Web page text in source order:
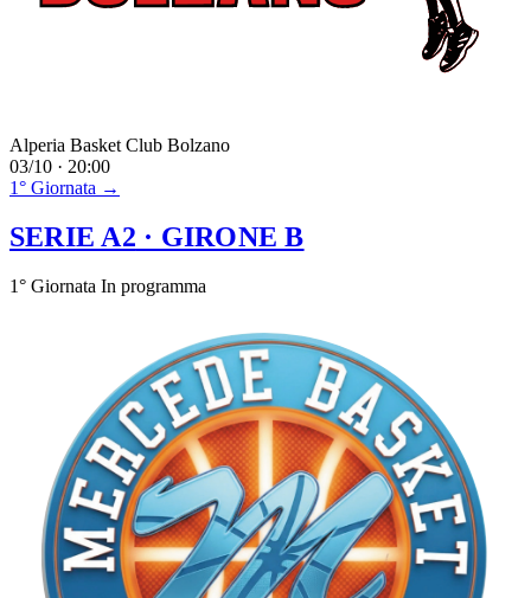
Alperia Basket Club Bolzano
03/10 · 20:00
1° Giornata →
SERIE A2 · GIRONE B
1° Giornata In programma